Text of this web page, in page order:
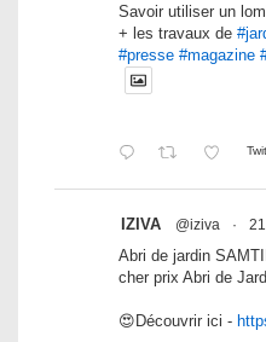
Savoir utiliser un
+ les travaux de
#presse #magazine
IZIVA @iziva ·
Abri de jardin
cher prix Abri de
😍Découvrir ici -